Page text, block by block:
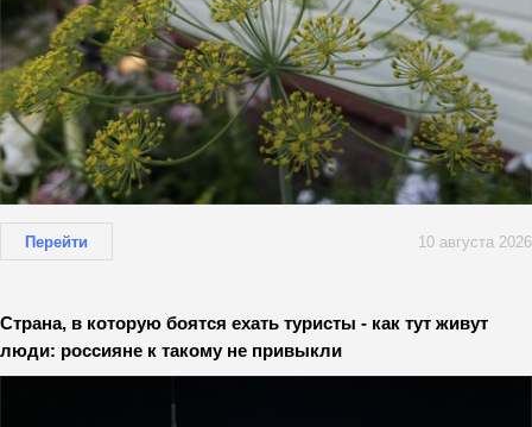
Перейти 10 августа 2026
Страна, в которую боятся ехать туристы - как тут живут
люди: россияне к такому не привыкли